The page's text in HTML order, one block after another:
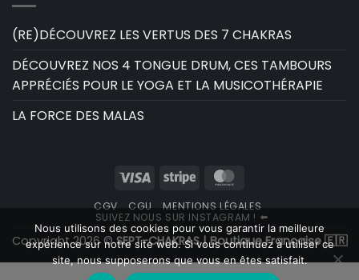
(RE)DÉCOUVREZ LES VERTUS DES 7 CHAKRAS
DÉCOUVREZ NOS 4 TONGUE DRUM, CES TAMBOURS
APPRÉCIÉS POUR LE YOGA ET LA MUSICOTHÉRAPIE
LA FORCE DES MALAS
Visa Stripe
CGV CGU
MENTIONS LÉGALES
SUIVEZ NOUS SUR INSTAGRAM ! ⬅️
Copyright 2026 ©SEPT-CHAKRAS | Boutique Française 🇫🇷
Nous utilisons des cookies pour vous garantir la meilleure
expérience sur notre site web. Si vous continuez à utiliser ce
site, nous supposerons que vous en êtes satisfait.